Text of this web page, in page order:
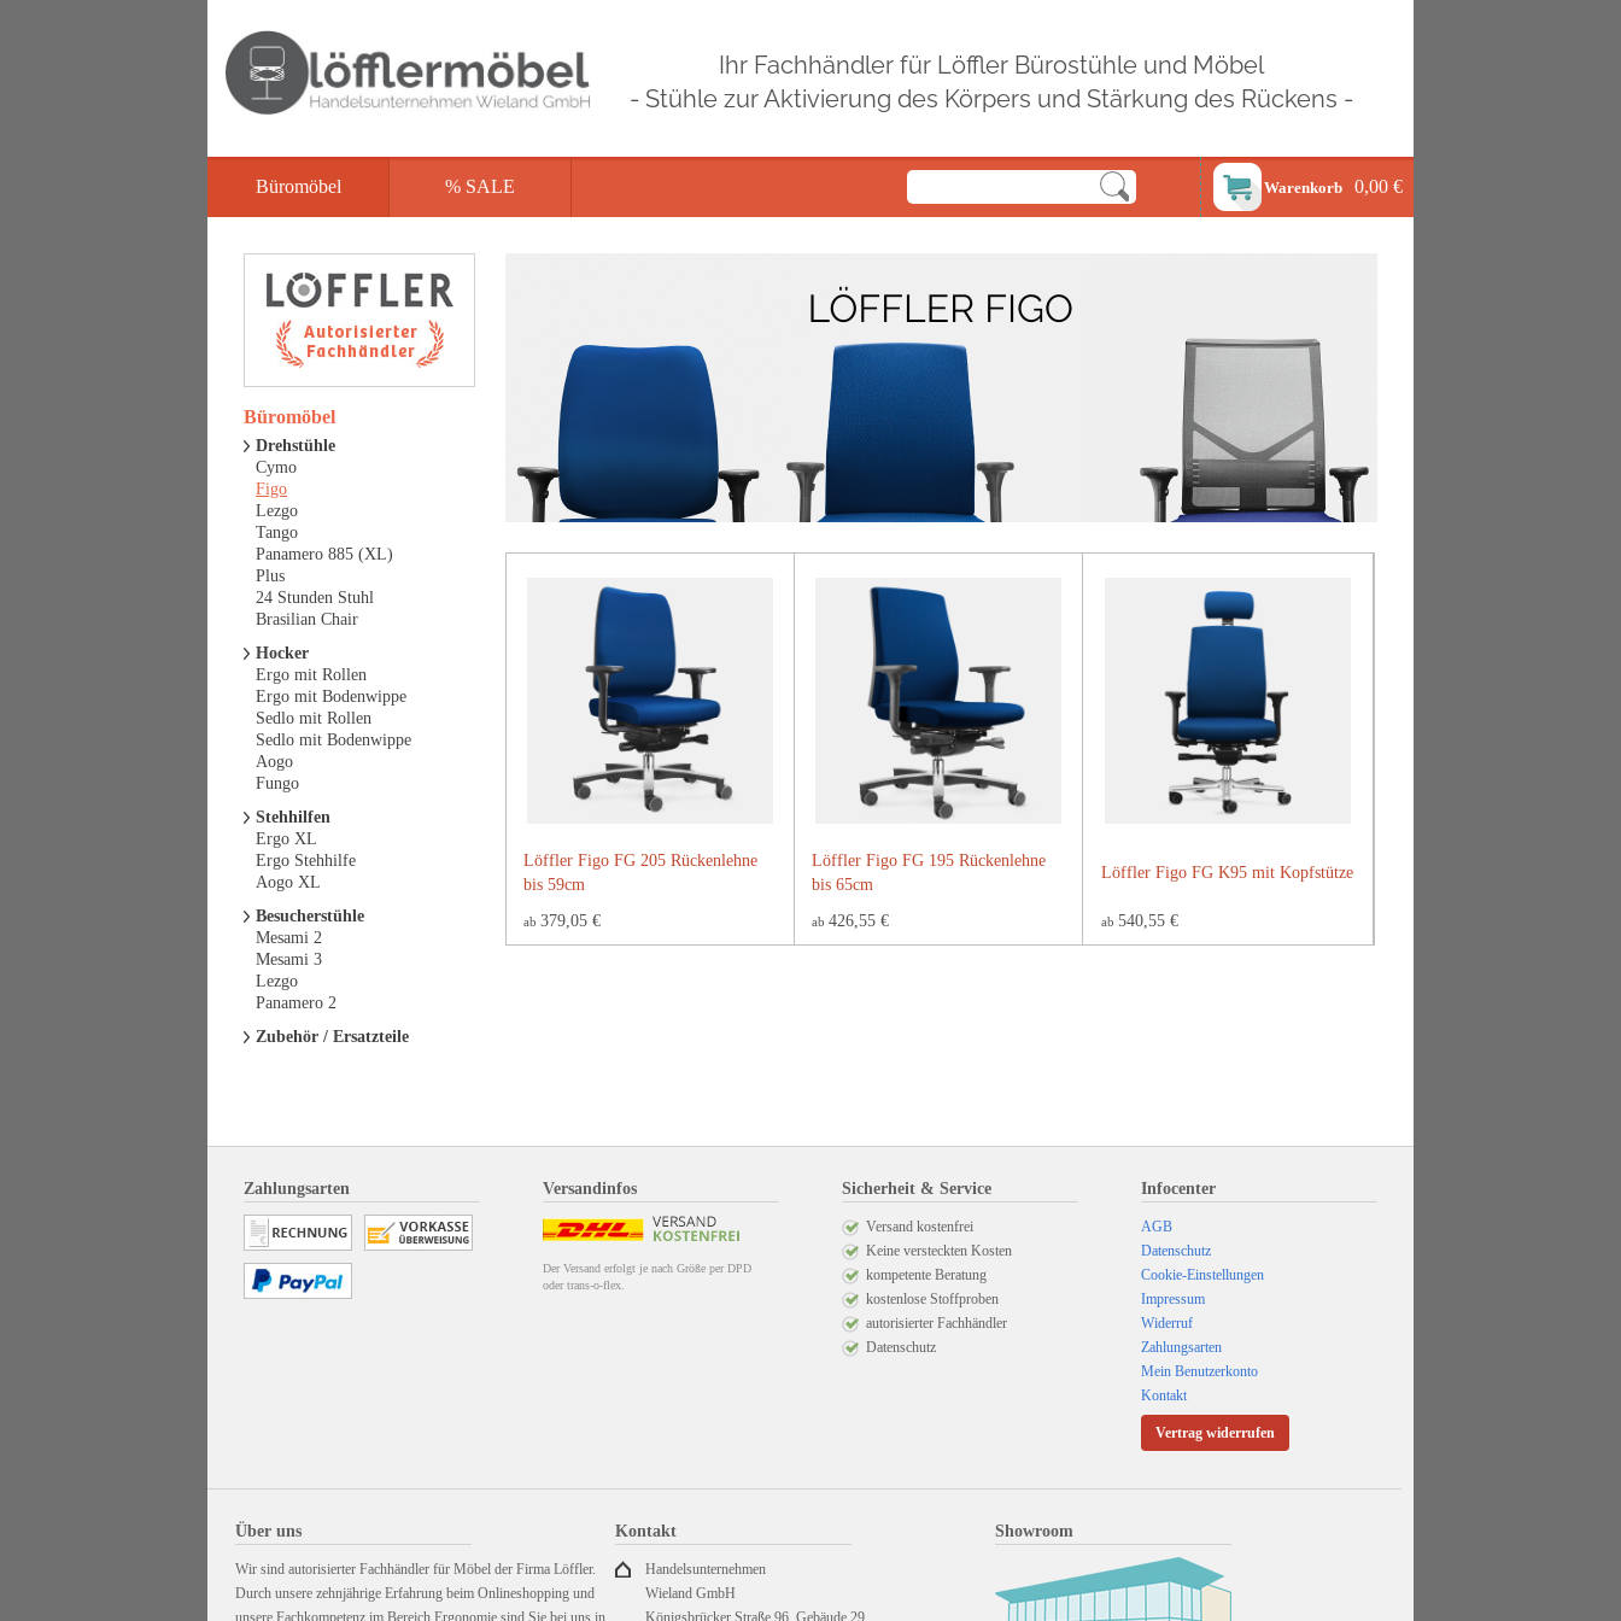
Ihr Fachhändler für Löffler Bürostühle und Möbel
- Stühle zur Aktivierung des Körpers und Stärkung des Rückens -
Büromöbel % SALE Warenkorb 0,00 €
Löffler Figo FG 205 Rückenlehne
bis 59cm
ab 379,05 €
Löffler Figo FG 195 Rückenlehne
bis 65cm
ab 426,55 €
Löffler Figo FG K95 mit Kopfstütze
ab 540,55 €
Büromöbel
Drehstühle
Cymo
Figo
Lezgo
Tango
Panamero 885 (XL)
Plus
24 Stunden Stuhl
Brasilian Chair
Hocker
Ergo mit Rollen
Ergo mit Bodenwippe
Sedlo mit Rollen
Sedlo mit Bodenwippe
Aogo
Fungo
Stehhilfen
Ergo XL
Ergo Stehhilfe
Aogo XL
Besucherstühle
Mesami 2
Mesami 3
Lezgo
Panamero 2
Zubehör / Ersatzteile
Zahlungsarten Versandinfos
Der Versand erfolgt je nach Größe per DPD
oder trans-o-flex.
Sicherheit & Service
Versand kostenfrei
Keine versteckten Kosten
kompetente Beratung
kostenlose Stoffproben
autorisierter Fachhändler
Datenschutz
Infocenter
AGB
Datenschutz
Cookie-Einstellungen
Impressum
Widerruf
Zahlungsarten
Mein Benutzerkonto
Kontakt
Vertrag widerrufen
Über uns
Wir sind autorisierter Fachhändler für Möbel der Firma Löffler.
Durch unsere zehnjährige Erfahrung beim Onlineshopping und
unsere Fachkompetenz im Bereich Ergonomie sind Sie bei uns in
Kontakt
Handelsunternehmen
Wieland GmbH
Königsbrücker Straße 96, Gebäude 29
Showroom